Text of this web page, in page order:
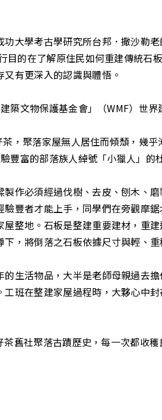
大學考古學研究所台邦．撒沙勒
的在了解原住民如何重建傳統石
有更深入的認識與體悟。
文物保護基金會」（WMF）世
，聚落家屋無人居住而傾頹，幾
豐富的部落族人綽號「小獵人」
作必須經過伐樹、去皮、刨木、
豐者才能上手，同學們在旁觀摩
整地。石板是整建重要建材，重
，將倒落之石板依據尺寸與輕、
生活物品，大半是老師母親過去
班在整建家屋過程時，大夥心中
舊社聚落古蹟歷史，每一次都收